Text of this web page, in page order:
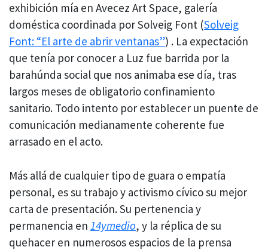
exhibición mía en Avecez Art Space, galería
doméstica coordinada por Solveig Font (Solveig
Font: “El arte de abrir ventanas”) . La expectación
que tenía por conocer a Luz fue barrida por la
barahúnda social que nos animaba ese día, tras
largos meses de obligatorio confinamiento
sanitario. Todo intento por establecer un puente de
comunicación medianamente coherente fue
arrasado en el acto.
Más allá de cualquier tipo de guara o empatía
personal, es su trabajo y activismo cívico su mejor
carta de presentación. Su pertenencia y
permanencia en 14ymedio, y la réplica de su
quehacer en numerosos espacios de la prensa